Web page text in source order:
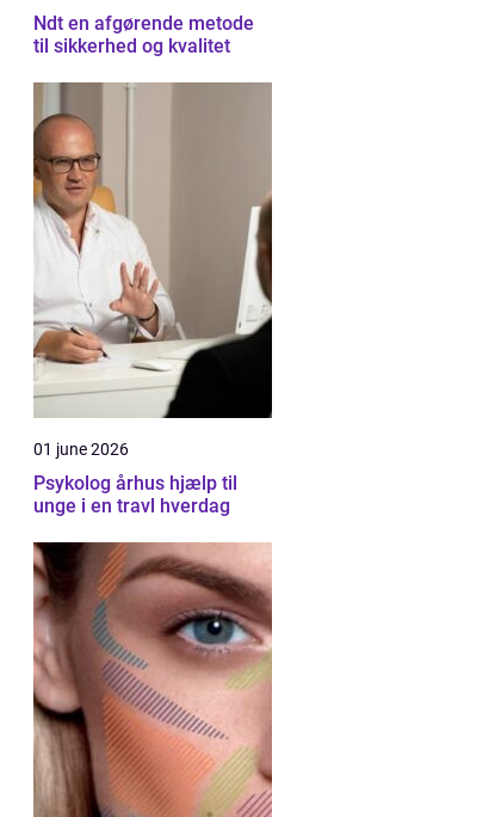
Ndt en afgørende metode
til sikkerhed og kvalitet
01 june 2026
Psykolog århus hjælp til
unge i en travl hverdag